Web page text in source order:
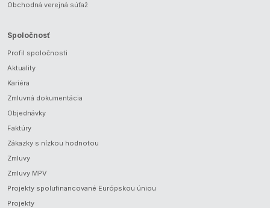
Obchodná verejná súťaž
Spoločnosť
Profil spoločnosti
Aktuality
Kariéra
Zmluvná dokumentácia
Objednávky
Faktúry
Zákazky s nízkou hodnotou
Zmluvy
Zmluvy MPV
Projekty spolufinancované Európskou úniou
Projekty